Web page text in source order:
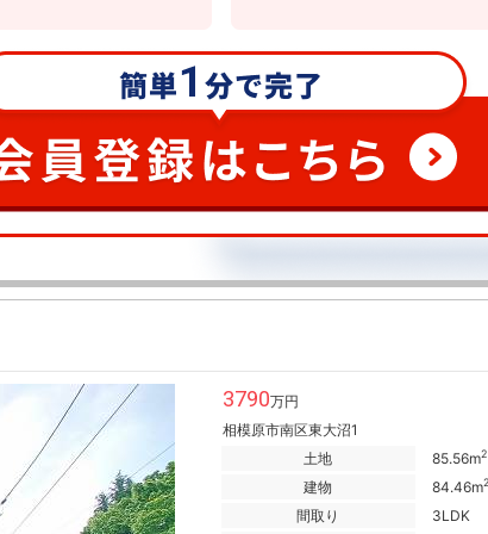
3790万円
相模原市南区東大沼1
土地
85.56m2
建物 84.46m2
間取り 3LDK